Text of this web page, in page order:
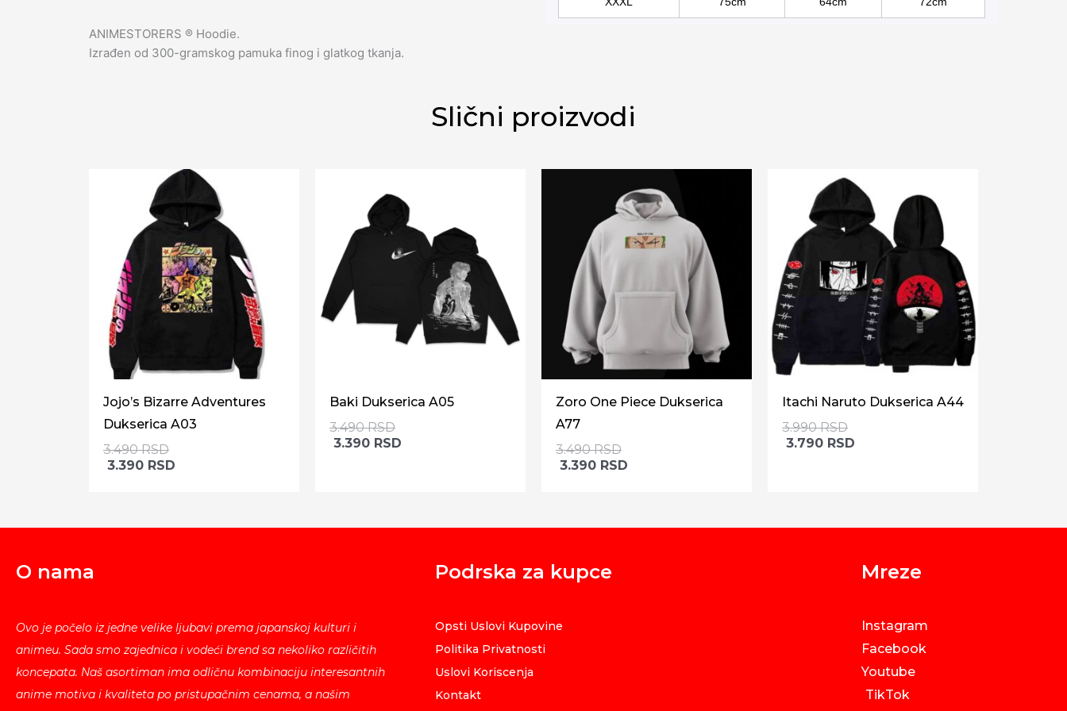
ANIMESTORERS ®️ Hoodie.
Izrađen od 300-gramskog pamuka finog i glatkog tkanja.
Slični proizvodi
Jojo’s Bizarre Adventures
Dukserica A03
3.490RSD
3.390 RSD
Baki Dukserica A05
3.490RSD
3.390 RSD
Zoro One Piece Dukserica
A77
3.490RSD
3.390 RSD
Itachi Naruto Dukserica A44
3.990RSD
3.790 RSD
O nama
Ovo je počelo iz jedne velike ljubavi prema japanskoj kulturi i
animeu. Sada smo zajednica i vodeći brend sa nekoliko različitih
koncepata. Naš asortiman ima odličnu kombinaciju interesantnih
anime motiva i kvaliteta po pristupačnim cenama, a našim
Podrska za kupce
Opsti Uslovi Kupovine
Politika Privatnosti
Uslovi Koriscenja
Kontakt
Mreze
Instagram
Facebook
Youtube
TikTok